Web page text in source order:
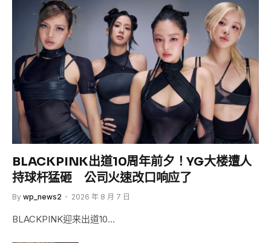
BLACKPINK出道10周年前夕！YG大楼遭人
持球杆猛砸 公司火速改口响应了
By wp_news2 2026 年 8 月 7 日
BLACKPINK迎来出道10…